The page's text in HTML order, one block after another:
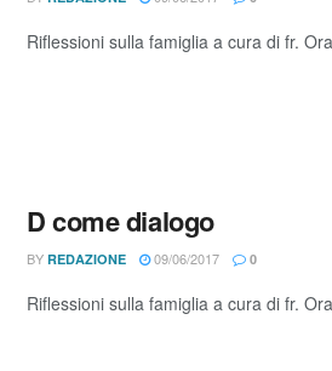
Riflessioni sulla famiglia a cura di fr.
D come dialogo
BY REDAZIONE 09/06/2017 0
Riflessioni sulla famiglia a cura di fr.